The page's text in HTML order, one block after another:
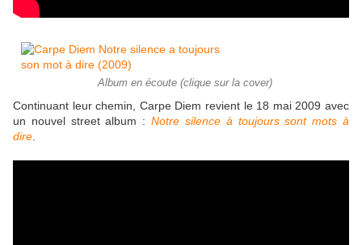
Album en écoute (clique sur la cover)
Continuant leur chemin, Carpe Diem revient le 18 mai 2009 avec
un nouvel street album :Notre silence à toujours sont mots à
dire